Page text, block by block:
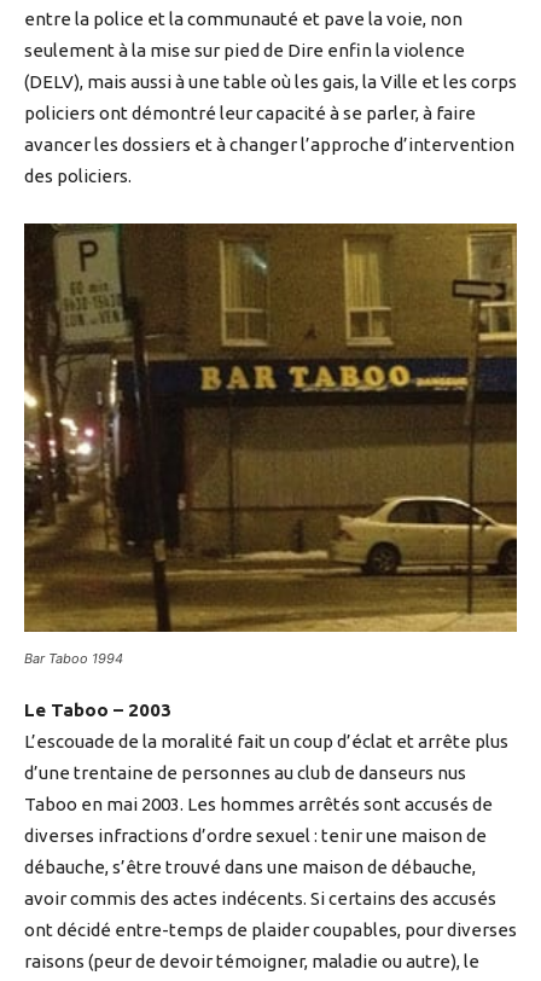
entre la police et la communauté et pave la voie, non
seulement à la mise sur pied de Dire enfin la violence
(DELV), mais aussi à une table où les gais, la Ville et les corps
policiers ont démontré leur capacité à se parler, à faire
avancer les dossiers et à changer l’approche d’intervention
des policiers.
Bar Taboo 1994
Le Taboo – 2003
L’escouade de la moralité fait un coup d’éclat et arrête plus
d’une trentaine de personnes au club de danseurs nus
Taboo en mai 2003. Les hommes arrêtés sont accusés de
diverses infractions d’ordre sexuel : tenir une maison de
débauche, s’être trouvé dans une maison de débauche,
avoir commis des actes indécents. Si certains des accusés
ont décidé entre-temps de plaider coupables, pour diverses
raisons (peur de devoir témoigner, maladie ou autre), le